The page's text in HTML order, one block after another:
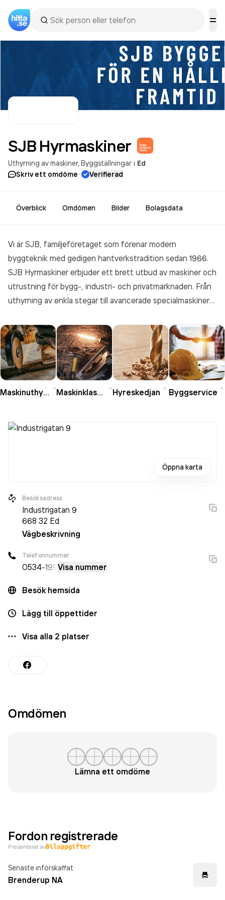
SJB Hyrmaskiner
Uthyrning av maskiner Byggställningar i Ed
Skriv ett omdöme· Verifierad
Överblick Omdömen Bilder Bolagsdata
Vi är SJB, familjeföretaget som förenar modern
byggteknik med gedigen hantverkstradition sedan 1966.
SJB Hyrmaskiner erbjuder ett brett utbud av maskiner och
utrustning för bygg-, industri- och privatmarknaden. Från
uthyrning av enkla stegar till avancerade specialmaskiner
betonghåltagning och maskinförare. Är du i behov av en
hjälpande hand – då ger vi dig två. Vi är problemlösare.
Maskinuthyrning Maskinklasser Hyreskedjan Byggservice
Öppna karta
Besöksadress
Industrigatan 9
668 32 Ed
Vägbeskrivning
Telefonnummer
0534-199Visa nummer
Besök hemsida
Lägg till öppettider
Visa alla 2 platser
Omdömen
Lämna ett omdöme
Fordon registrerade
Presenterat av
Senaste införskaffat
Brenderup NA